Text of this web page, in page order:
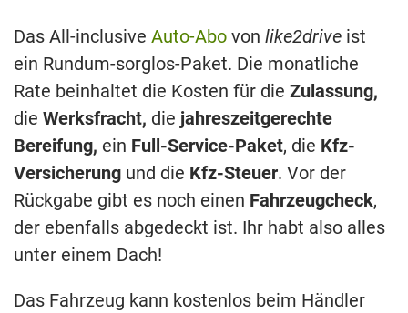
Das All-inclusive Auto-Abo von like2drive ist
ein Rundum-sorglos-Paket. Die monatliche
Rate beinhaltet die Kosten für die Zulassung,
die Werksfracht, die jahreszeitgerechte
Bereifung, ein Full-Service-Paket, die Kfz-
Versicherung und die Kfz-Steuer. Vor der
Rückgabe gibt es noch einen Fahrzeugcheck,
der ebenfalls abgedeckt ist. Ihr habt also alles
unter einem Dach!
Das Fahrzeug kann kostenlos beim Händler